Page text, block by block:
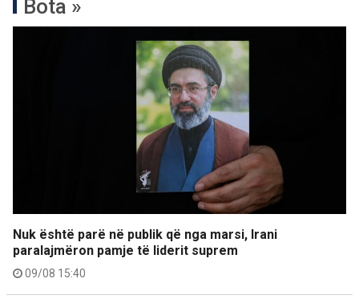
Bota »
Nuk është parë në publik që nga marsi, Irani
paralajmëron pamje të liderit suprem
09/08 15:40